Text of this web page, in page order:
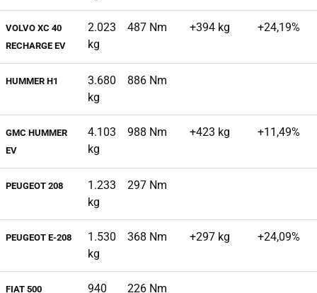
VOLVO XC 40
RECHARGE EV
2.023
kg
487 Nm +394 kg +24,19%
HUMMER H1
3.680
kg
886 Nm
GMC HUMMER
EV
4.103
kg
988 Nm +423 kg +11,49%
PEUGEOT 208
1.233
kg
297 Nm
PEUGEOT E-208
1.530
kg
368 Nm +297 kg +24,09%
FIAT 500
940
226 Nm